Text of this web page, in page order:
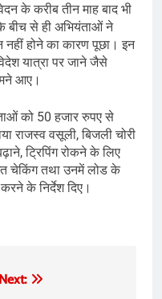
के करीब तीन माह बाद भी
से ही अभियंताओं ने
होने का कारण पूछा। इन
यात्रा पर जाने जैसे
आए।
को 50 हजार रुपए से
राजस्व वसूली, बिजली चोरी
ट्रिपिंग रोकने के लिए
चेकिंग तथा उनमें लोड के
के निर्देश दिए।
Next: